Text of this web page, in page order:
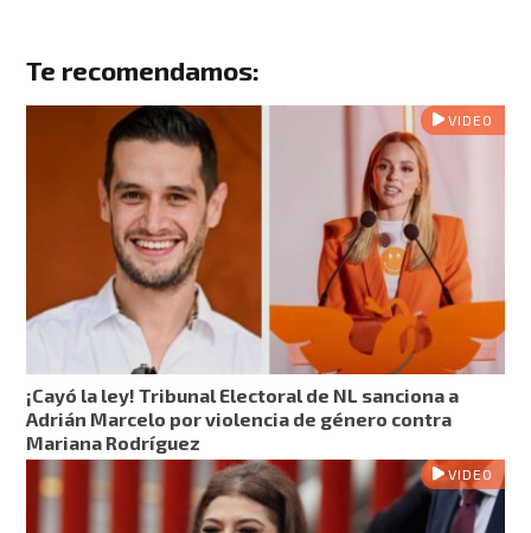
Te recomendamos:
VIDEO
¡Cayó la ley! Tribunal Electoral de NL sanciona a
Adrián Marcelo por violencia de género contra
Mariana Rodríguez
VIDEO